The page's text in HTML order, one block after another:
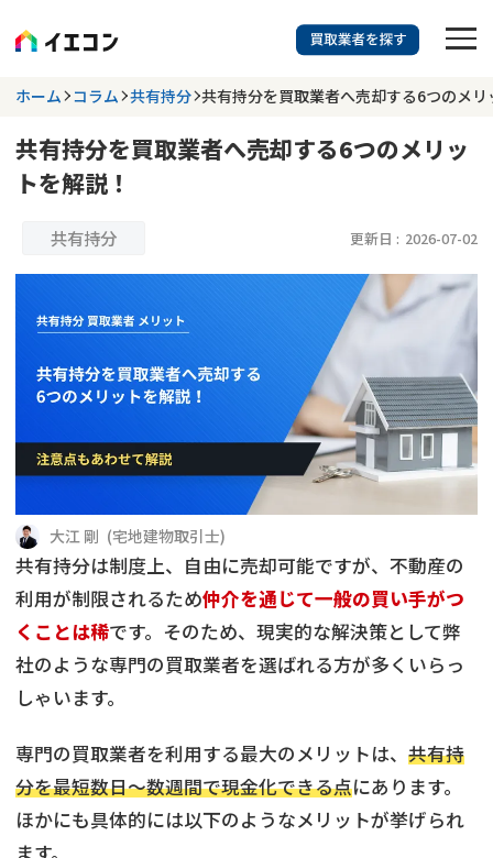
訳あり物件に強い業者を探す
都道府県を選択 相談内容を選択
更新日 :2026年07月31日
相談内容で探す
事故物件
再建築不可 底地
借地
ゴミ屋敷 任意売却
リースバック
不動産売却 再建築不可物件
共有持分
訳あり不動産 不動産投資
土地売却 不動産相続
借地
任意売却 空き家
アンケート調査
業者を探す
ホーム コラム 共有持分 共有持分を買取業者へ売却する6つのメ
共有持分を買取業者へ売却する6つのメリッ
トを解説！
共有持分 更新日 : 2026-07-02
大江 剛 (宅地建物取引士)
共有持分は制度上、自由に売却可能ですが、不動産の
利用が制限されるため仲介を通じて一般の買い手がつ
くことは稀です。そのため、現実的な解決策として弊
社のような専門の買取業者を選ばれる方が多くいらっ
しゃいます。
専門の買取業者を利用する最大のメリットは、 共有持
分を最短数日〜数週間で現金化できる点にあります。
ほかにも具体的には以下のようなメリットが挙げられ
ます。